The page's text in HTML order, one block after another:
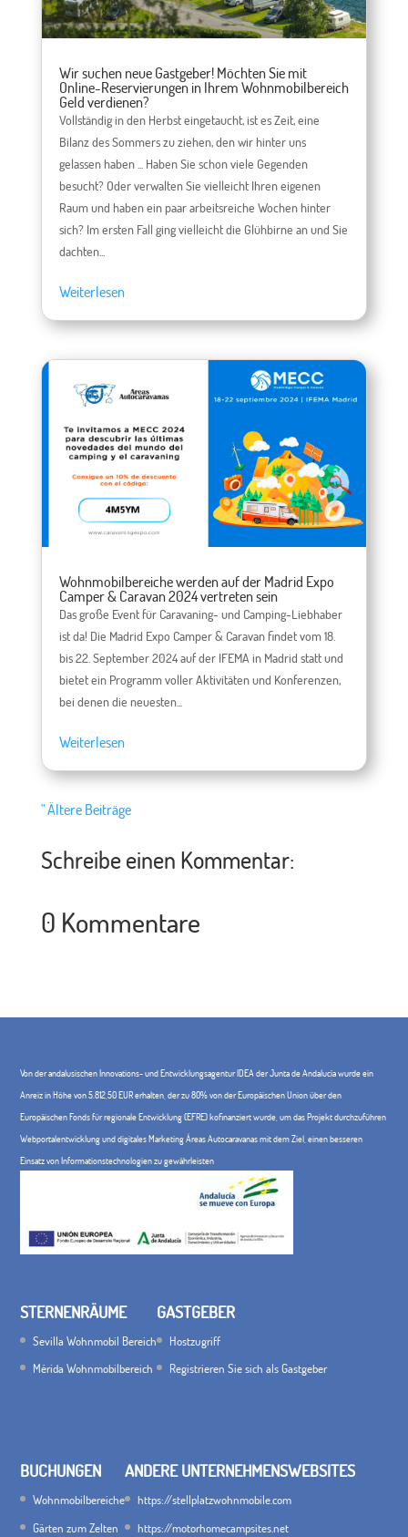
Wir suchen neue Gastgeber! Möchten Sie mit
Online-Reservierungen in Ihrem Wohnmobilbereich
Geld verdienen?
Vollständig in den Herbst eingetaucht, ist es Zeit, eine
Bilanz des Sommers zu ziehen, den wir hinter uns
gelassen haben ... Haben Sie schon viele Gegenden
besucht? Oder verwalten Sie vielleicht Ihren eigenen
Raum und haben ein paar arbeitsreiche Wochen hinter
sich? Im ersten Fall ging vielleicht die Glühbirne an und Sie
dachten...
Weiterlesen
Wohnmobilbereiche werden auf der Madrid Expo
Camper & Caravan 2024 vertreten sein
Das große Event für Caravaning- und Camping-Liebhaber
ist da! Die Madrid Expo Camper & Caravan findet vom 18.
bis 22. September 2024 auf der IFEMA in Madrid statt und
bietet ein Programm voller Aktivitäten und Konferenzen,
bei denen die neuesten...
Weiterlesen
" Ältere Beiträge
Schreibe einen Kommentar:
0 Kommentare
Von der andalusischen Innovations- und Entwicklungsagentur IDEA der Junta de Andalucía wurde ein
Anreiz in Höhe von 5.812,50 EUR erhalten, der zu 80% von der Europäischen Union über den
Europäischen Fonds für regionale Entwicklung (EFRE) kofinanziert wurde, um das Projekt durchzuführen
Webportalentwicklung und digitales Marketing Áreas Autocaravanas mit dem Ziel, einen besseren
Einsatz von Informationstechnologien zu gewährleisten
STERNENRÄUME
Sevilla Wohnmobil Bereich
Mérida Wohnmobilbereich
GASTGEBER
Hostzugriff
Registrieren Sie sich als Gastgeber
BUCHUNGEN
Wohnmobilbereiche
Gärten zum Zelten
ANDERE UNTERNEHMENSWEBSITES
https://stellplatzwohnmobile.com
https://motorhomecampsites.net